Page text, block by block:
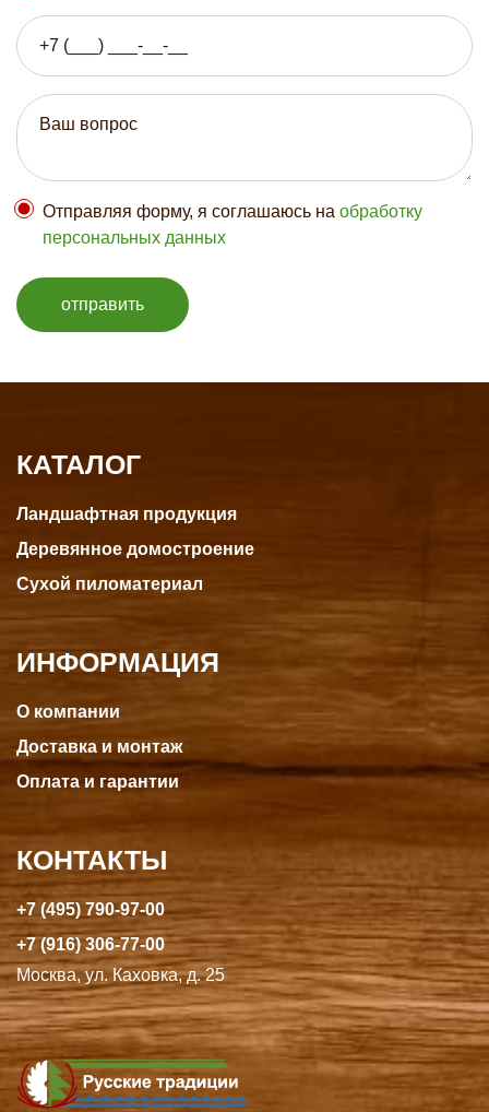
Отправляя форму, я соглашаюсь на обработку
персональных данных
отправить
КАТАЛОГ
Ландшафтная продукция
Деревянное домостроение
Сухой пиломатериал
ИНФОРМАЦИЯ
О компании
Доставка и монтаж
Оплата и гарантии
КОНТАКТЫ
+7 (495) 790-97-00
+7 (916) 306-77-00
Москва, ул. Каховка, д. 25